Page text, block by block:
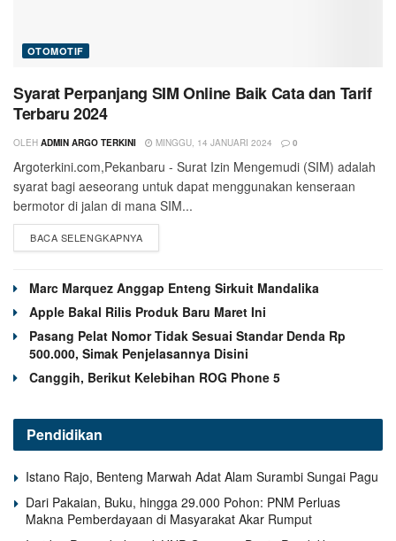
OTOMOTIF
Syarat Perpanjang SIM Online Baik Cata dan Tarif
Terbaru 2024
OLEH ADMIN ARGO TERKINI MINGGU, 14 JANUARI 2024 0
Argoterkini.com,Pekanbaru - Surat Izin Mengemudi (SIM) adalah
syarat bagi aeseorang untuk dapat menggunakan kenseraan
bermotor di jalan di mana SIM...
BACA SELENGKAPNYA
Marc Marquez Anggap Enteng Sirkuit Mandalika
Apple Bakal Rilis Produk Baru Maret Ini
Pasang Pelat Nomor Tidak Sesuai Standar Denda Rp
500.000, Simak Penjelasannya Disini
Canggih, Berikut Kelebihan ROG Phone 5
Pendidikan
Istano Rajo, Benteng Marwah Adat Alam Surambi Sungai Pagu
Dari Pakaian, Buku, hingga 29.000 Pohon: PNM Perluas
Makna Pemberdayaan di Masyarakat Akar Rumput